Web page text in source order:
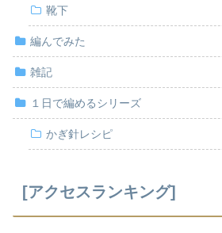
靴下
編んでみた
雑記
１日で編めるシリーズ
かぎ針レシピ
[アクセスランキング]